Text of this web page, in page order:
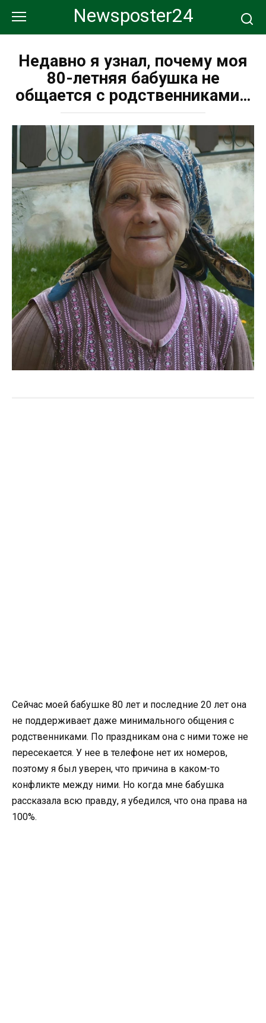
контенту
Newsposter24
Недавно я узнал, почему моя
80-летняя бабушка не
общается с родственниками…
Сейчас моей бабушке 80 лет и последние 20 лет она
не поддерживает даже минимального общения с
родственниками. По праздникам она с ними тоже не
пересекается. У нее в телефоне нет их номеров,
поэтому я был уверен, что причина в каком-то
конфликте между ними. Но когда мне бабушка
рассказала всю правду, я убедился, что она права на
100%.